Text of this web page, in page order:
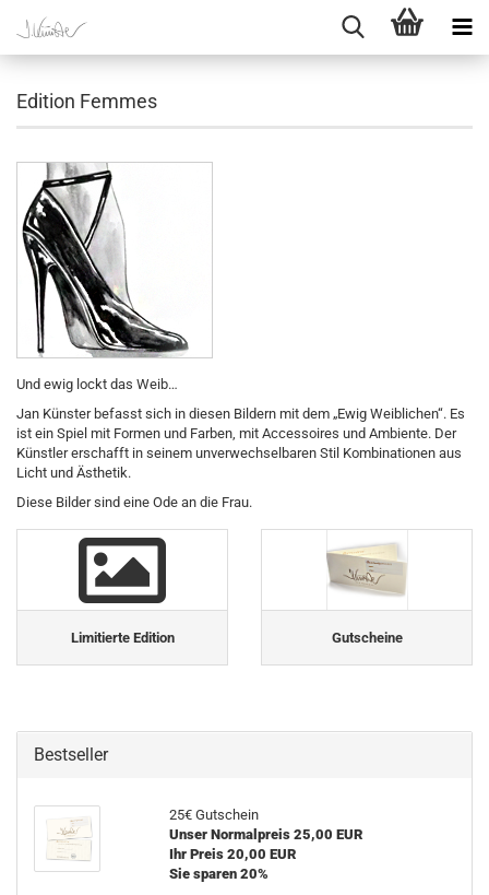
Edition Femmes
Und ewig lockt das Weib…
Jan Künster befasst sich in diesen Bildern mit dem „Ewig Weiblichen“. Es
ist ein Spiel mit Formen und Farben, mit Accessoires und Ambiente. Der
Künstler erschafft in seinem unverwechselbaren Stil Kombinationen aus
Licht und Ästhetik.
Diese Bilder sind eine Ode an die Frau.
Limitierte Edition Gutscheine
Bestseller
25€ Gutschein
Unser Normalpreis 25,00 EUR
Ihr Preis 20,00 EUR
Sie sparen 20%